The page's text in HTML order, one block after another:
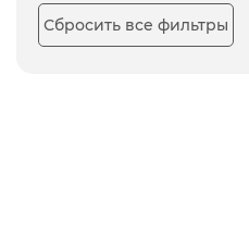
Сбросить все фильтры